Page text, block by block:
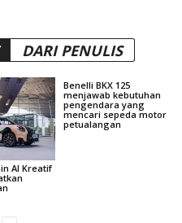
DARI PENULIS
AI Kreatif
Benelli BKX 125
menjawab kebutuhan
pengendara yang
mencari sepeda motor
petualangan